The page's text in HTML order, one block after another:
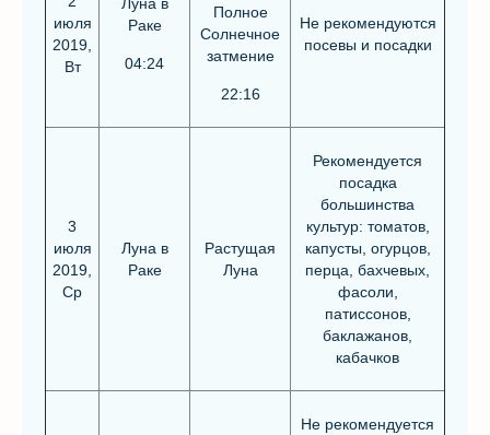
июля
2019,
Вт
Раке
04:24
Полное
Солнечное
затмение
22:16
Не рекомендуются
посевы и посадки
3
июля
2019,
Ср
Луна в
Раке
Растущая
Луна
Рекомендуется
посадка
большинства
культур: томатов,
капусты, огурцов,
перца, бахчевых,
фасоли,
патиссонов,
баклажанов,
кабачков
Не рекомендуется